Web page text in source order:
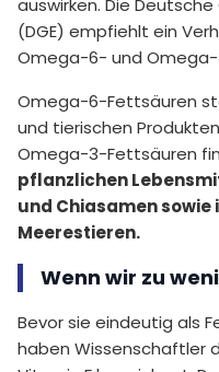
(DGE) empfiehlt ein
Omega-6- und
Omega-6-Fettsäuren
und tierischen
Omega-3-Fettsäuren
pflanzlichen
und Chiasamen
Meerestieren.
Wenn wir zu
Bevor sie eindeutig als
haben Wissenschaftler